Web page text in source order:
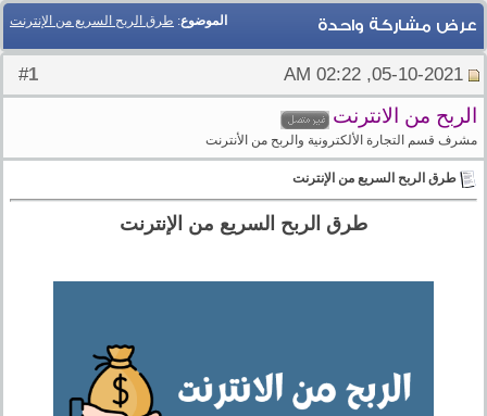
الموضوع: طرق الربح السريع من الإنترنت عرض مشاركة واحدة
1
الربح من الانترنت
مشرف قسم التجارة الألكترونية والربح من الأنترنت
طرق الربح السريع من الإنترنت
طرق الربح السريع من الإنترنت